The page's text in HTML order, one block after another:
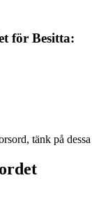
för Besitta:
tänk på